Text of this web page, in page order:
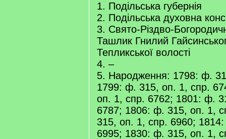
1. Подільська губернія
2. Подільська духовна
3. Свято-Різдво-
Ташлик Гнилий
Тепликської волості
4. –
5. Народження: 1798: ф.
1799: ф. 315, оп. 1, спр.
оп. 1, спр. 6762; 1801: ф.
6787; 1806: ф. 315, оп. 1,
315, оп. 1, спр. 6960;
6995; 1830: ф. 315, оп. 1,